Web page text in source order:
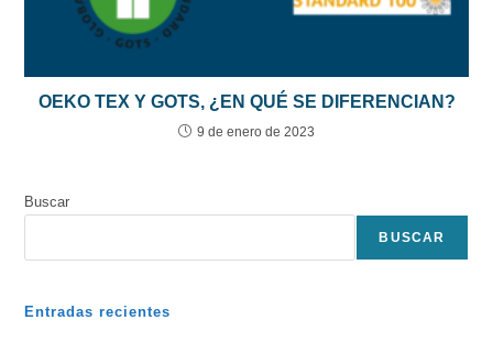
OEKO TEX Y GOTS, ¿EN QUÉ SE DIFERENCIAN?
9 de enero de 2023
Buscar
BUSCAR
Entradas recientes